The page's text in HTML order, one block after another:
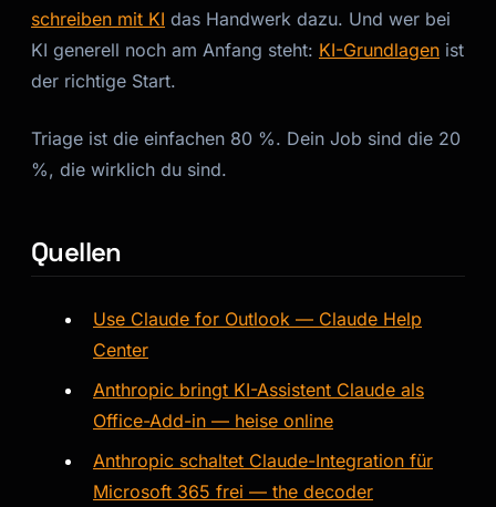
schreiben mit KI das Handwerk dazu. Und wer bei
KI generell noch am Anfang steht: KI-Grundlagen ist
der richtige Start.
Triage ist die einfachen 80 %. Dein Job sind die 20
%, die wirklich du sind.
Quellen
Use Claude for Outlook — Claude Help
Center
Anthropic bringt KI-Assistent Claude als
Office-Add-in — heise online
Anthropic schaltet Claude-Integration für
Microsoft 365 frei — the decoder